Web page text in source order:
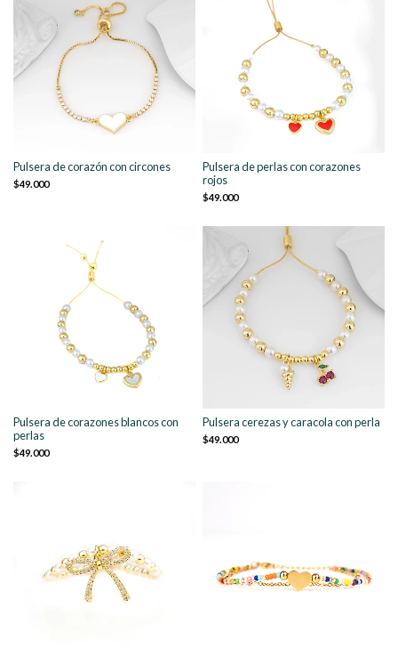
Pulsera de corazón con circones
$49.000
Pulsera de perlas con corazones
rojos
$49.000
Pulsera de corazones blancos con
perlas
$49.000
Pulsera cerezas y caracola con perla
$49.000